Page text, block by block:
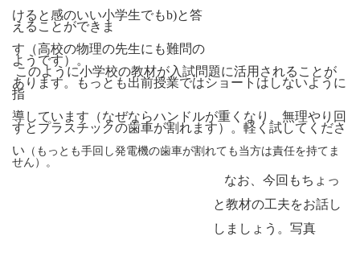
けると感のいい小学生でもb)と答
えることができま
す（高校の物理の先生にも難問の
ようです）。
このように小学校の教材が入試問題に活用されることが
あります。もっとも出前授業ではショートはしないように
指
導しています（なぜならハンドルが重くなり、無理やり回
すとプラスチックの歯車が割れます）。軽く試してくださ
い （もっとも手回し発電機の歯車が割れても当方は責任を持てま
せん）。
なお、今回もちょっ
と教材の工夫をお話し
しましょう。写真